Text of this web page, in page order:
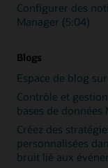
Configurer des
Manager (5:04)
Blogs
Espace de blog
Contrôle et
bases de données
Créez des
personnalisées
bruit lié aux